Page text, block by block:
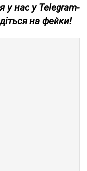
у нас у Telegram-
на фейки!